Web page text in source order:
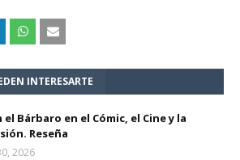
INTERESARTE
el Bárbaro en el Cómic, el Cine y la
Reseña
2026